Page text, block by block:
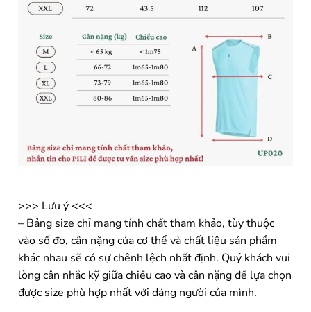
>>> Lưu ý <<<
– Bảng size chỉ mang tính chất tham khảo, tùy thuộc
vào số đo, cân nặng của cơ thể và chất liệu sản phẩm
khác nhau sẽ có sự chênh lệch nhất định. Quý khách vui
lòng cân nhắc kỹ giữa chiều cao và cân nặng để lựa chọn
được size phù hợp nhất với dáng người của mình.